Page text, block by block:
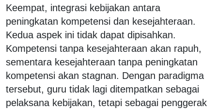
Keempat, integrasi kebijakan antara
peningkatan kompetensi dan kesejahteraan.
Kedua aspek ini tidak dapat dipisahkan.
Kompetensi tanpa kesejahteraan akan rapuh,
sementara kesejahteraan tanpa peningkatan
kompetensi akan stagnan. Dengan paradigma
tersebut, guru tidak lagi ditempatkan sebagai
pelaksana kebijakan, tetapi sebagai penggerak